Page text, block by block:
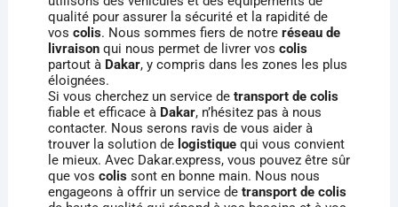
qualité pour assurer la sécurité et la rapidité de
vos colis. Nous sommes fiers de notre réseau de
livraisonqui nous permet de livrer vos colis
partout à Dakar, y compris dans les zones les plus
éloignées.
Si vous cherchez un service de transport de colis
fiable et efficace à Dakar, n’hésitez pas à nous
contacter. Nous serons ravis de vous aider à
trouver la solution de logistiquequi vous convient
le mieux. Avec Dakar.express, vous pouvez être sûr
que vos colissont en bonne main. Nous nous
engageons à offrir un service de transport de colis